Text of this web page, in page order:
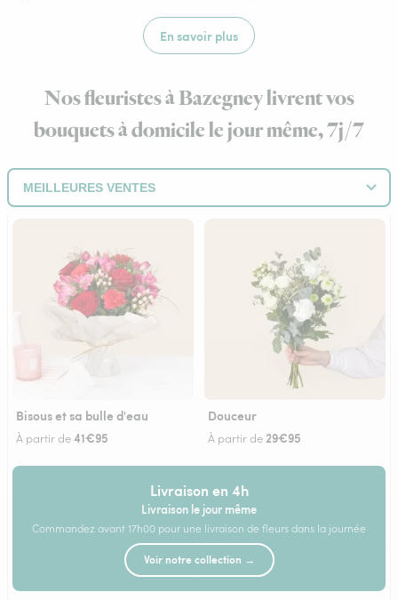
En savoir plus
Nos fleuristes à Bazegney livrent vos
bouquets à domicile le jour même, 7j/7
Bisous et sa bulle d'eau
À partir de41€95
Douceur
À partir de 29€95
Livraison en 4h
Livraison le jour même
Commandez avant 17h00 pour une livraison de fleurs dans la journée
Voir notre collection →